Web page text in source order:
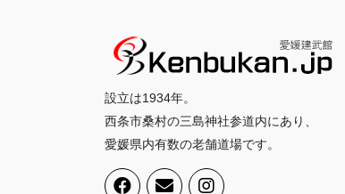
き
ま
す
)
設立は1934年。
西条市桑村の三島神社参道内にあり、
愛媛県内有数の老舗道場です。